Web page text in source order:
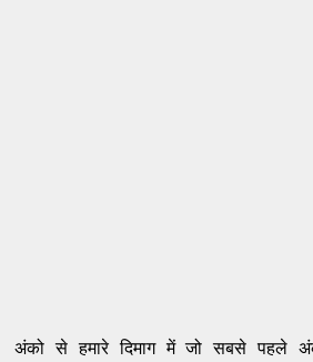
अंको से हमारे दिमाग में जो सबसे